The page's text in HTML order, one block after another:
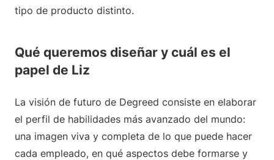
tipo de producto distinto.
Qué queremos diseñar y cuál es el
papel de Liz
La visión de futuro de Degreed consiste en elaborar
el perfil de habilidades más avanzado del mundo:
una imagen viva y completa de lo que puede hacer
cada empleado, en qué aspectos debe formarse y